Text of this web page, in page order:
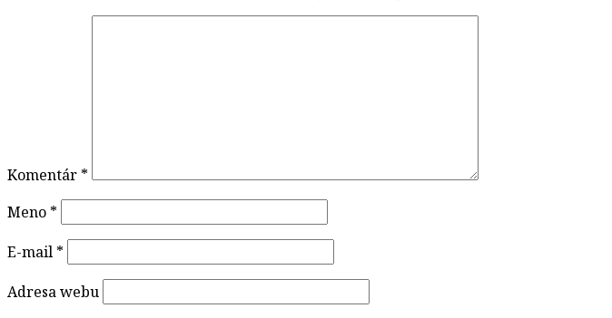
Komentár *
Meno *
E-mail *
Adresa webu